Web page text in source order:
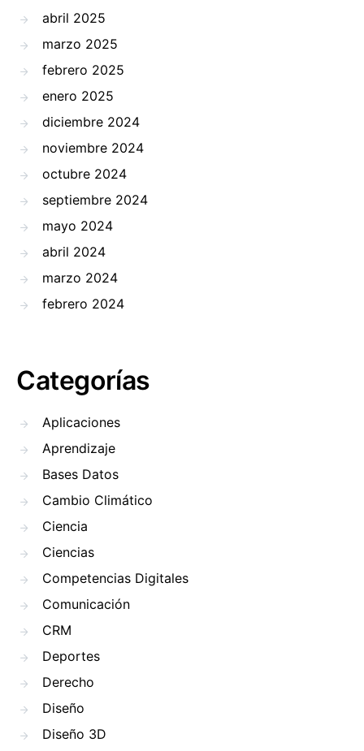
abril 2025
marzo 2025
febrero 2025
enero 2025
diciembre 2024
noviembre 2024
octubre 2024
septiembre 2024
mayo 2024
abril 2024
marzo 2024
febrero 2024
Categorías
Aplicaciones
Aprendizaje
Bases Datos
Cambio Climático
Ciencia
Ciencias
Competencias Digitales
Comunicación
CRM
Deportes
Derecho
Diseño
Diseño 3D